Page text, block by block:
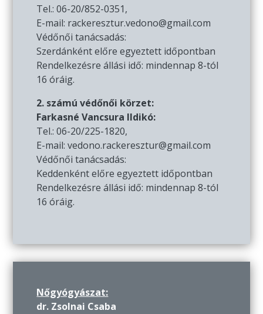
Tel.: 06-20/852-0351,
E-mail: rackeresztur.vedono@gmail.com
Védőnői tanácsadás:
Szerdánként előre egyeztett időpontban
Rendelkezésre állási idő: mindennap 8-tól
16 óráig.
2. számú védőnői körzet:
Farkasné Vancsura Ildikó:
Tel.: 06-20/225-1820,
E-mail: vedono.rackeresztur@gmail.com
Védőnői tanácsadás:
Keddenként előre egyeztett időpontban
Rendelkezésre állási idő: mindennap 8-tól
16 óráig.
Nőgyógyászat:
dr. Zsolnai Csaba